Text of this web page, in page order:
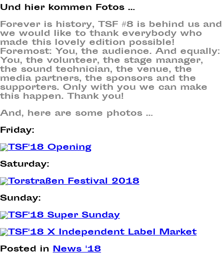
Und hier kommen Fotos …
Forever is history, TSF #8 is behind us and
we would like to thank everybody who
made this lovely edition possible!
Foremost: You, the audience. And equally:
You, the volunteer, the stage manager,
the sound technician, the venue, the
media partners, the sponsors and the
supporters. Only with you we can make
this happen. Thank you!
And, here are some photos …
Friday:
Saturday:
Sunday:
Posted in News '18